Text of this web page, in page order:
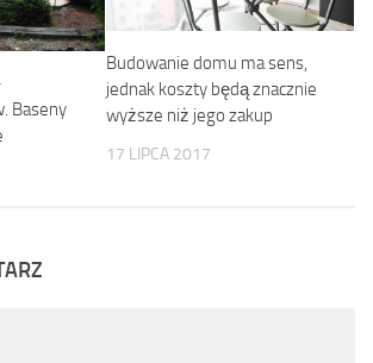
Baseny
Budowanie domu ma sens,
jednak koszty będą znacznie
wyższe niż jego zakup
17 LIPCA 2017